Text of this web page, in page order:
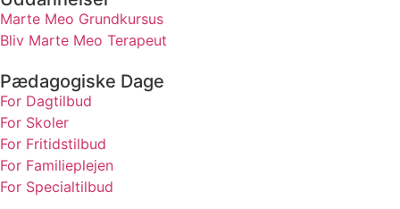
Marte Meo Grundkursus
Bliv Marte Meo Terapeut
Pædagogiske Dage
For Dagtilbud
For Skoler
For Fritidstilbud
For Familieplejen
For Specialtilbud